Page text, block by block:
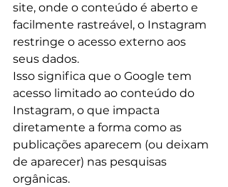
site, onde o conteúdo é aberto e
facilmente rastreável, o Instagram
restringe o acesso externo aos
seus dados.
Isso significa que o Google tem
acesso limitado ao conteúdo do
Instagram, o que impacta
diretamente a forma como as
publicações aparecem (ou deixam
de aparecer) nas pesquisas
orgânicas.